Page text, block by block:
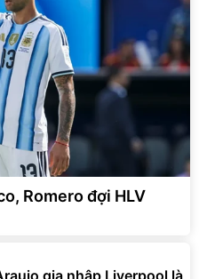
Romero đợi HLV
gia nhập Liverpool là